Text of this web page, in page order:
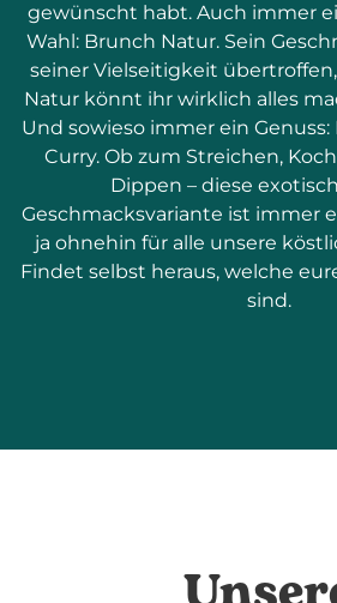
gewünscht habt. Auch immer
Wahl: Brunch Natur. Sein
seiner Vielseitigkeit
Natur könnt ihr wirklich alles
Und sowieso immer ein
Curry. Ob zum Streichen,
Dippen – diese
Geschmacksvariante ist immer
ja ohnehin für alle unsere
Findet selbst heraus, welche
sind.